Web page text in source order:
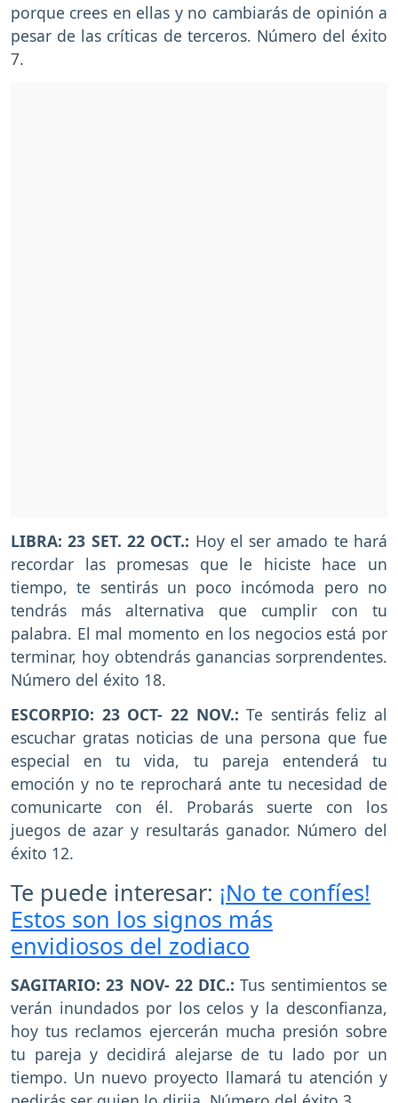
porque crees en ellas y no cambiarás de opinión a
pesar de las críticas de terceros. Número del éxito
7.
LIBRA: 23 SET. 22 OCT.: Hoy el ser amado te hará
recordar las promesas que le hiciste hace un
tiempo, te sentirás un poco incómoda pero no
tendrás más alternativa que cumplir con tu
palabra. El mal momento en los negocios está por
terminar, hoy obtendrás ganancias sorprendentes.
Número del éxito 18.
ESCORPIO: 23 OCT- 22 NOV.:Te sentirás feliz al
escuchar gratas noticias de una persona que fue
especial en tu vida, tu pareja entenderá tu
emoción y no te reprochará ante tu necesidad de
comunicarte con él. Probarás suerte con los
juegos de azar y resultarás ganador. Número del
éxito 12.
Te puede interesar: ¡No te confíes!
Estos son los signos más
envidiosos del zodiaco
SAGITARIO: 23 NOV- 22 DIC.: Tus sentimientos se
verán inundados por los celos y la desconfianza,
hoy tus reclamos ejercerán mucha presión sobre
tu pareja y decidirá alejarse de tu lado por un
tiempo. Un nuevo proyecto llamará tu atención y